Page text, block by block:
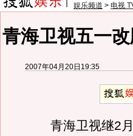
娱乐频道 > 电视
青海卫视五一
2007年04月20日19:35
青海卫视继2月“